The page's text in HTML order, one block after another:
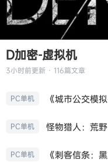
D加密-虚拟机
3小时前更新 · 116篇文章
PC单机
PC单机
PC单机